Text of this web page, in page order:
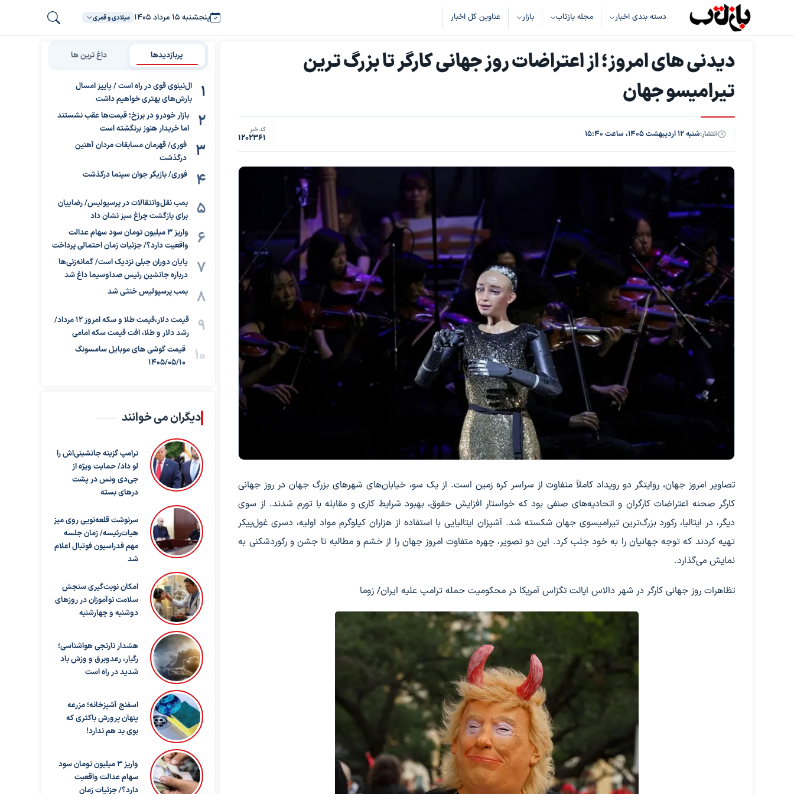
دسته بندی اخبار مجله بازتاب بازار عناوین کل اخبار پنجشنبه ۱۵ مرداد ۱۴۰۵ میلادی و قمری
دیدنی های امروز؛ از اعتراضات روز جهانی کارگر تا بزرگ ترین
تیرامیسو جهان
انتشار:شنبه ۱۲ اردیبهشت ۱۴۰۵، ساعت ۱۵:۴۰ کد خبر
1202361
تصاویر امروز جهان، روایتگر دو رویداد کاملاً متفاوت از سراسر کره زمین است. از یک سو، خیابان‌های شهرهای بزرگ جهان در روز جهانی
کارگر صحنه اعتراضات کارگران و اتحادیه‌های صنفی بود که خواستار افزایش حقوق، بهبود شرایط کاری و مقابله با تورم شدند. از سوی
دیگر، در ایتالیا، رکورد بزرگ‌ترین تیرامیسوی جهان شکسته شد. آشپزان ایتالیایی با استفاده از هزاران کیلوگرم مواد اولیه، دسری غول‌پیکر
تهیه کردند که توجه جهانیان را به خود جلب کرد. این دو تصویر، چهره متفاوت امروز جهان را از خشم و مطالبه تا جشن و رکوردشکنی به
نمایش می‌گذارد.
تظاهرات روز جهانی کارگر در شهر دالاس ایالت تگزاس آمریکا در محکومیت حمله ترامپ علیه ایران/ زوما
پربازدیدها داغ ترین ها
ال‌نینوی قوی در راه است / پاییز امسال
بارش‌های بهتری خواهیم داشت
بازار خودرو در برزخ؛ قیمت‌ها عقب نشستند
اما خریدار هنوز برنگشته است
فوری/ قهرمان مسابقات مردان آهنین
درگذشت
فوری/ بازیگر جوان سینما درگذشت
بمب نقل‌وانتقالات در پرسپولیس/ رضاییان
برای بازگشت چراغ سبز نشان داد
واریز ۳ میلیون تومان سود سهام عدالت
واقعیت دارد؟/ جزئیات زمان احتمالی پرداخت
پایان دوران جبلی نزدیک است/ گمانه‌زنی‌ها
درباره جانشین رئیس صداوسیما داغ شد
بمب پرسپولیس خنثی شد
قیمت دلار،قیمت طلا و سکه امروز ۱۲ مرداد/
رشد دلار و طلا، افت قیمت سکه امامی
قیمت گوشی های موبایل سامسونگ
1405/05/10
دیگران می خوانند
ترامپ گزینه جانشینی‌اش را
لو داد/ حمایت ویژه از
جی‌دی ونس در پشت
درهای بسته
سرنوشت قلعه‌نویی روی میز
هیات‌رئیسه/ زمان جلسه
مهم فدراسیون فوتبال اعلام
شد
امکان نوبت‌گیری سنجش
سلامت نوآموزان در روزهای
دوشنبه و چهارشنبه
هشدار نارنجی هواشناسی؛
رگبار، رعدوبرق و وزش باد
شدید در راه است
اسفنج آشپزخانه؛ مزرعه
پنهان پرورش باکتری که
بوی بد هم ندارد!
واریز ۳ میلیون تومان سود
سهام عدالت واقعیت
دارد؟/ جزئیات زمان